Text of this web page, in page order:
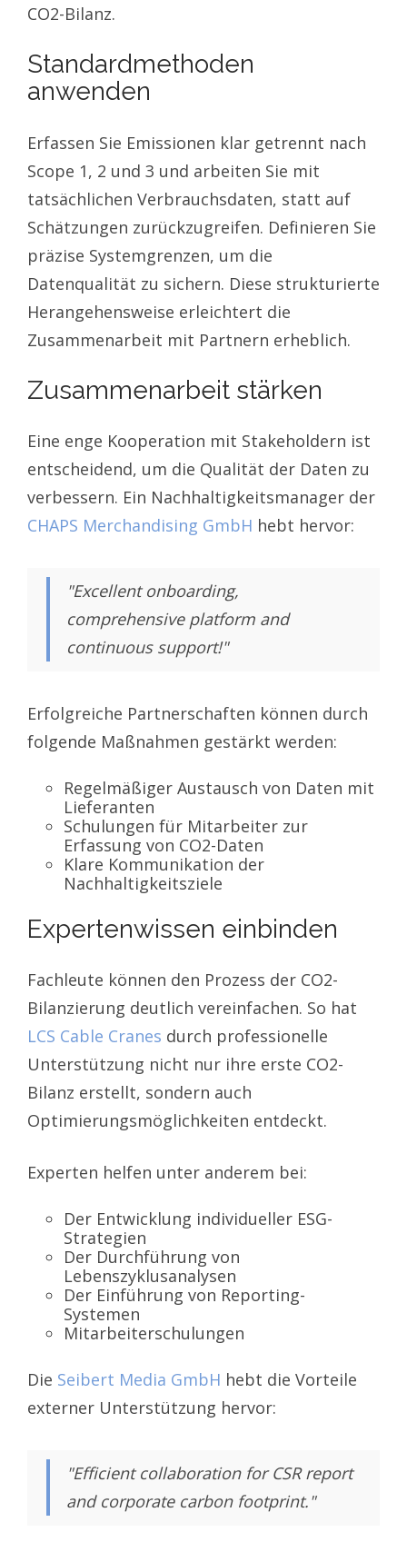
CO2-Bilanz.
Standardmethoden
anwenden
Erfassen Sie Emissionen klar getrennt nach
Scope 1, 2 und 3 und arbeiten Sie mit
tatsächlichen Verbrauchsdaten, statt auf
Schätzungen zurückzugreifen. Definieren Sie
präzise Systemgrenzen, um die
Datenqualität zu sichern. Diese strukturierte
Herangehensweise erleichtert die
Zusammenarbeit mit Partnern erheblich.
Zusammenarbeit stärken
Eine enge Kooperation mit Stakeholdern ist
entscheidend, um die Qualität der Daten zu
verbessern. Ein Nachhaltigkeitsmanager der
CHAPS Merchandising GmbH hebt hervor:
"Excellent onboarding,
comprehensive platform and
continuous support!"
Erfolgreiche Partnerschaften können durch
folgende Maßnahmen gestärkt werden:
Regelmäßiger Austausch von Daten mit
Lieferanten
Schulungen für Mitarbeiter zur
Erfassung von CO2-Daten
Klare Kommunikation der
Nachhaltigkeitsziele
Expertenwissen einbinden
Fachleute können den Prozess der CO2-
Bilanzierung deutlich vereinfachen. So hat
LCS Cable Cranes durch professionelle
Unterstützung nicht nur ihre erste CO2-
Bilanz erstellt, sondern auch
Optimierungsmöglichkeiten entdeckt.
Experten helfen unter anderem bei:
Der Entwicklung individueller ESG-
Strategien
Der Durchführung von
Lebenszyklusanalysen
Der Einführung von Reporting-
Systemen
Mitarbeiterschulungen
Die Seibert Media GmbH hebt die Vorteile
externer Unterstützung hervor:
"Efficient collaboration for CSR report
and corporate carbon footprint."